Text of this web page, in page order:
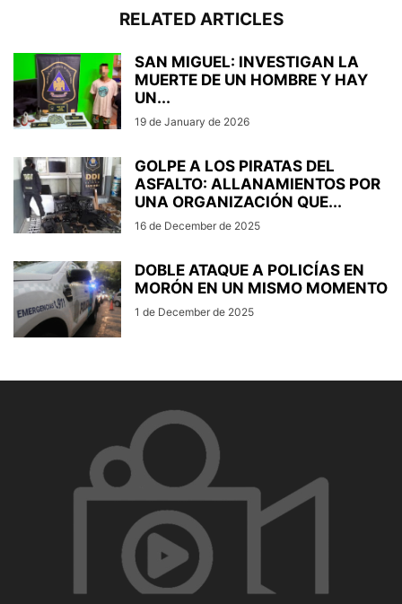
RELATED ARTICLES
SAN MIGUEL: INVESTIGAN LA
MUERTE DE UN HOMBRE Y HAY
UN...
19 de January de 2026
GOLPE A LOS PIRATAS DEL
ASFALTO: ALLANAMIENTOS POR
UNA ORGANIZACIÓN QUE...
16 de December de 2025
DOBLE ATAQUE A POLICÍAS EN
MORÓN EN UN MISMO MOMENTO
1 de December de 2025